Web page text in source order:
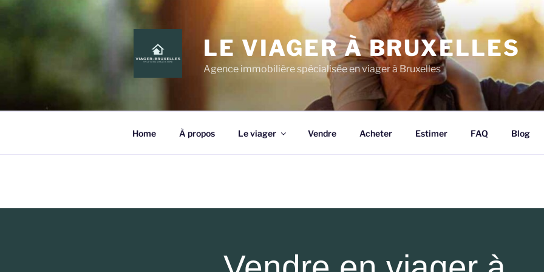
LE VIAGER À BRUXELLES
Agence immobilière spécialisée en viager à Bruxelles
Home À propos Le viager Vendre Acheter Estimer FAQ Blog